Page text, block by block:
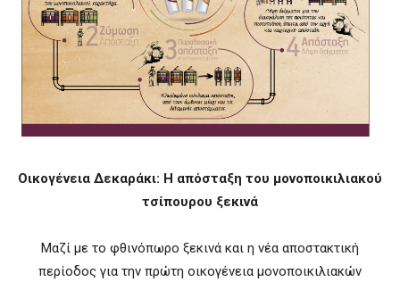
Οικογένεια Δεκαράκι: Η απόσταξη του μονοποικιλιακού
τσίπουρου ξεκινά
Μαζί με το φθινόπωρο ξεκινά και η νέα αποστακτική
περίοδος για την πρώτη οικογένεια μονοποικιλιακών